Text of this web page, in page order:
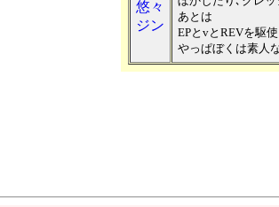
悠々
ジン
あとは
EPとvとREVを駆
やっぱぼくは素人